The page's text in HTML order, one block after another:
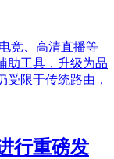
竞、高清直播等
助工具，升级为品
受限于传统路由，
行重磅发